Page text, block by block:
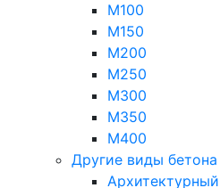
М100
М150
М200
М250
М300
М350
М400
Другие виды бетона